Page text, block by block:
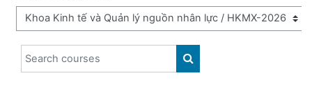
Search courses
SEARCH COURSES